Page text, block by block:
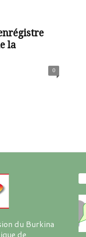
la
0
du Burkina
de